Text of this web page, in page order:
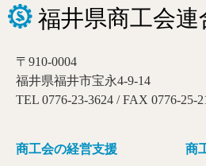
〒910-0004
福井県福井市宝永4-9-14
TEL 0776-23-3624 / FAX 0776-25-
商工会の経営支援
商